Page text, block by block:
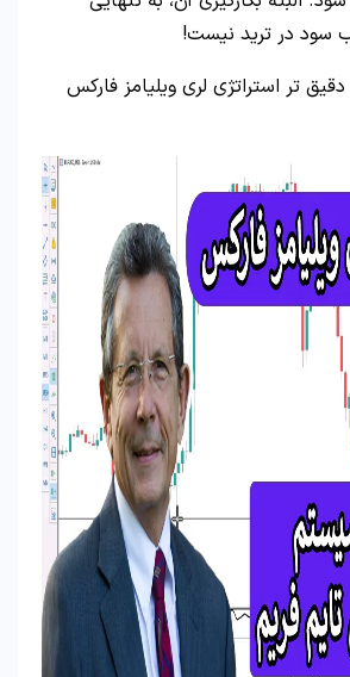
سود در ترید نیست!
تر استراتژی لری ویلیامز فارکس